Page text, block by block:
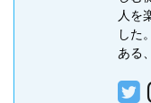
人を
した
ある